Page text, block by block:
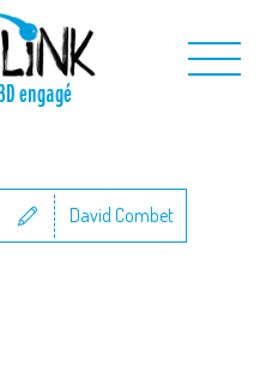
engagé
David Combet